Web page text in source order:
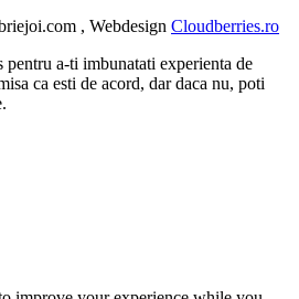
, Webdesign Cloudberries.ro
pentru a-ti imbunatati experienta de
ca esti de acord, dar daca nu, poti